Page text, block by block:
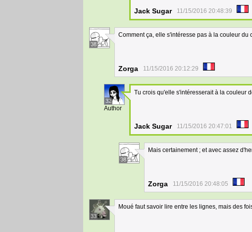
Jack Sugar 11/15/2016 20:48:39
38
Comment ça, elle s'intéresse pas à la couleur du
Zorga 11/15/2016 20:12:29
32
Author
Tu crois qu'elle s'intéresserait à la couleur
Jack Sugar 11/15/2016 20:47:01
38
Mais certainement ; et avec assez
Zorga 11/15/2016 20:48:05
33
Moué faut savoir lire entre les lignes, mais des